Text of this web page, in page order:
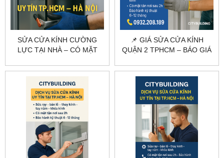
SỬA CỬA KÍNH CƯỜNG
LỰC TẠI NHÀ – CÓ MẶT
📌 GIÁ SỬA CỬA KÍNH
QUẬN 2 TPHCM – BÁO GIÁ
NGÀY